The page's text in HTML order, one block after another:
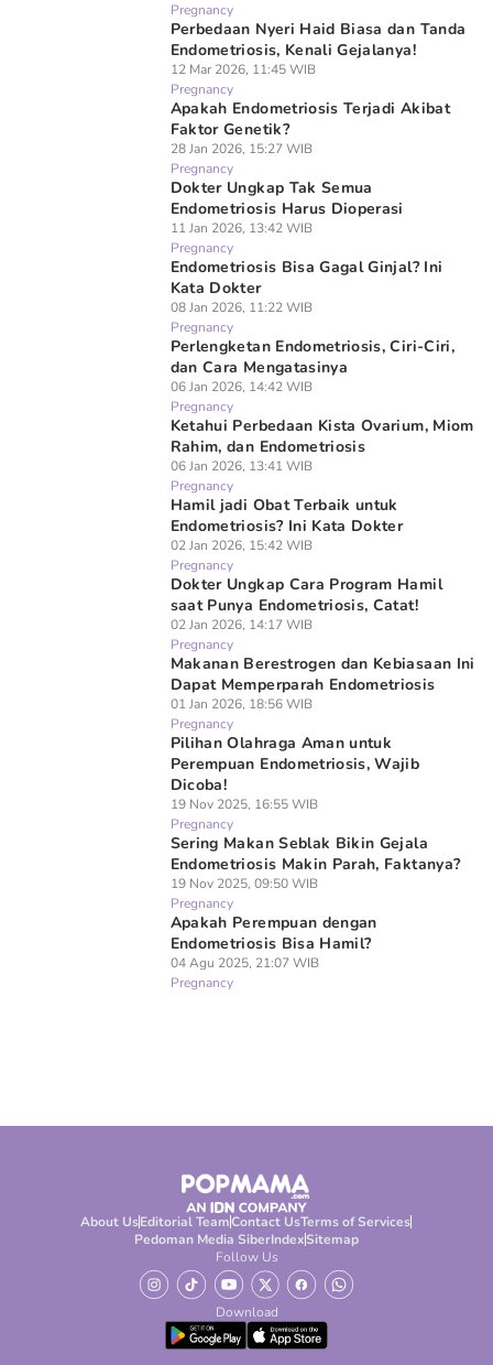
Pregnancy
Perbedaan Nyeri Haid Biasa dan Tanda
Endometriosis, Kenali Gejalanya!
12 Mar 2026, 11:45 WIB
Pregnancy
Apakah Endometriosis Terjadi Akibat
Faktor Genetik?
28 Jan 2026, 15:27 WIB
Pregnancy
Dokter Ungkap Tak Semua
Endometriosis Harus Dioperasi
11 Jan 2026, 13:42 WIB
Pregnancy
Endometriosis Bisa Gagal Ginjal? Ini
Kata Dokter
08 Jan 2026, 11:22 WIB
Pregnancy
Perlengketan Endometriosis, Ciri-Ciri,
dan Cara Mengatasinya
06 Jan 2026, 14:42 WIB
Pregnancy
Ketahui Perbedaan Kista Ovarium, Miom
Rahim, dan Endometriosis
06 Jan 2026, 13:41 WIB
Pregnancy
Hamil jadi Obat Terbaik untuk
Endometriosis? Ini Kata Dokter
02 Jan 2026, 15:42 WIB
Pregnancy
Dokter Ungkap Cara Program Hamil
saat Punya Endometriosis, Catat!
02 Jan 2026, 14:17 WIB
Pregnancy
Makanan Berestrogen dan Kebiasaan Ini
Dapat Memperparah Endometriosis
01 Jan 2026, 18:56 WIB
Pregnancy
Pilihan Olahraga Aman untuk
Perempuan Endometriosis, Wajib
Dicoba!
19 Nov 2025, 16:55 WIB
Pregnancy
Sering Makan Seblak Bikin Gejala
Endometriosis Makin Parah, Faktanya?
19 Nov 2025, 09:50 WIB
Pregnancy
Apakah Perempuan dengan
Endometriosis Bisa Hamil?
04 Agu 2025, 21:07 WIB
Pregnancy
About UsEditorial TeamContact UsTerms of Services
Pedoman Media SiberIndexSitemap
Follow Us
Download